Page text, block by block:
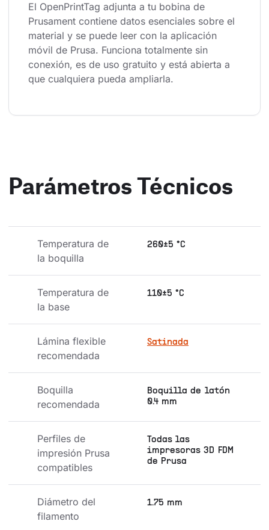
El OpenPrintTag adjunta a tu bobina de
Prusament contiene datos esenciales sobre el
material y se puede leer con la aplicación
móvil de Prusa. Funciona totalmente sin
conexión, es de uso gratuito y está abierta a
que cualquiera pueda ampliarla.
Parámetros Técnicos
Temperatura de
la boquilla
260±5 °C
Temperatura de
la base
110±5 °C
Lámina flexible
recomendada
Satinada
Boquilla
recomendada
Boquilla de latón
0.4 mm
Perfiles de
impresión Prusa
compatibles
Todas las
impresoras 3D FDM
de Prusa
Diámetro del
filamento
1.75 mm